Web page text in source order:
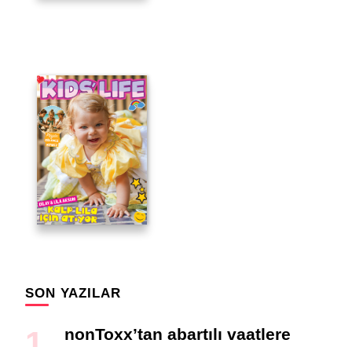
SON YAZILAR
nonToxx’tan abartılı vaatlere